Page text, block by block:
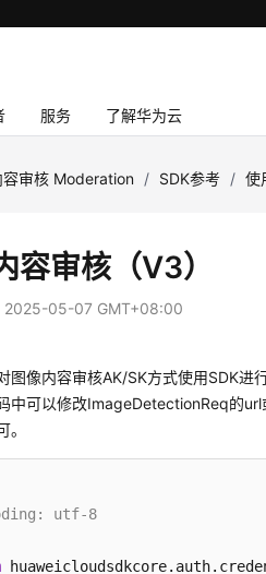
服务 了解华为云
容审核 Moderation / SDK参考 / 使
容审核（V3）
2025-05-07 GMT+08:00
图像内容审核AK/SK方式使用SDK进
中可以修改ImageDetectionReq的
。
utf-8